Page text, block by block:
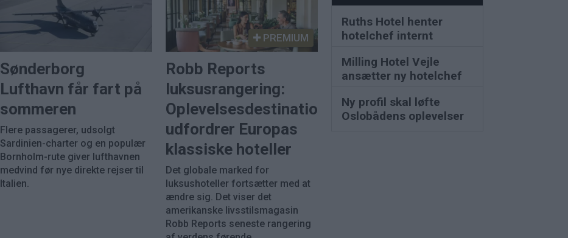
Sønderborg
Lufthavn får fart på
sommeren
Flere passagerer, udsolgt
Sardinien-charter og en populær
Bornholm-rute giver lufthavnen
medvind før nye direkte rejser til
Italien.
PREMIUM
Robb Reports
luksusrangering:
Oplevelsesdestinationer
udfordrer Europas
klassiske hoteller
Det globale marked for
luksushoteller fortsætter med at
ændre sig. Det viser det
amerikanske livsstilsmagasin
Robb Reports seneste rangering
Ruths Hotel henter
hotelchef internt
Milling Hotel Vejle
ansætter ny hotelchef
Ny profil skal løfte
Oslobådens oplevelser